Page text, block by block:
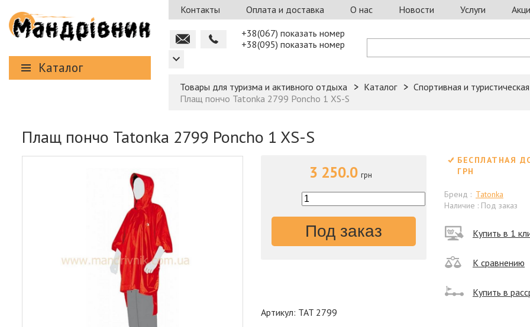
Каталог
Контакты Оплата и доставка О нас Новости Услуги
+38(067) показать номер
+38(095) показать номер
Товары для туризма и активного отдыха Каталог Спортивная и
Плащ пончо Tatonka 2799 Poncho 1 XS-S
Плащ пончо Tatonka 2799 Poncho 1 XS-S
БЕСПЛАТНАЯ
ГРН
Бренд : Tatonka
Наличие : Под заказ
3 250.0 грн
Под заказ Купить в 1
К сравнению
Купить в
Артикул: TAT 2799